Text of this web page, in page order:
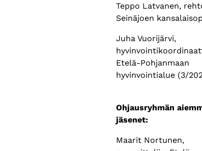
Teppo Latvanen,
Seinäjoen
Juha Vuorijärvi,
Etelä-Pohjanmaan
hyvinvointialue (3/
Ohjausryhmän
jäsenet:
Maarit Nortunen,